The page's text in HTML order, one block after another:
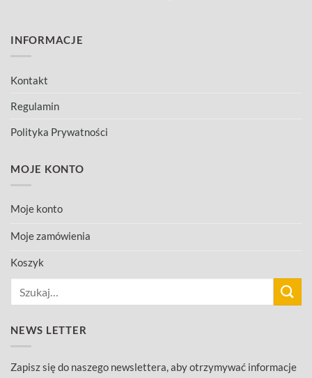
INFORMACJE
Kontakt
Regulamin
Polityka Prywatności
MOJE KONTO
Moje konto
Moje zamówienia
Koszyk
NEWS LETTER
Zapisz się do naszego newslettera, aby otrzymywać informacje